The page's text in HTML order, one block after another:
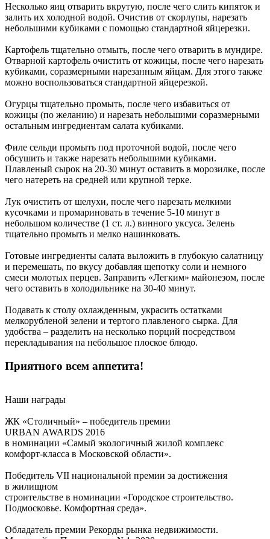
Несколько яиц отварить вкрутую, после чего слить кипяток и
залить их холодной водой. Очистив от скорлупы, нарезать
небольшими кубиками с помощью стандартной яйцерезки.
Картофель тщательно отмыть, после чего отварить в мундире.
Отварной картофель очистить от кожицы, после чего нарезать
кубиками, соразмерными нарезанным яйцам. Для этого также
можно воспользоваться стандартной яйцерезкой.
Огурцы тщательно промыть, после чего избавиться от
кожицы (по желанию) и нарезать небольшими соразмерными
остальным ингредиентам салата кубиками.
Филе сельди промыть под проточной водой, после чего
обсушить и также нарезать небольшими кубиками.
Плавленый сырок на 20-30 минут оставить в морозилке, после
чего натереть на средней или крупной терке.
Лук очистить от шелухи, после чего нарезать мелкими
кусочками и промариновать в течение 5-10 минут в
небольшом количестве (1 ст. л.) винного уксуса. Зелень
тщательно промыть и мелко нашинковать.
Готовые ингредиенты салата выложить в глубокую салатницу
и перемешать, по вкусу добавляя щепотку соли и немного
смеси молотых перцев. Заправить «Легким» майонезом, после
чего оставить в холодильнике на 30-40 минут.
Подавать к столу охлажденным, украсить остатками
мелкорубленой зелени и тертого плавленого сырка. Для
удобства – разделить на несколько порций посредством
перекладывания на небольшое плоское блюдо.
Приятного всем аппетита!
Наши награды
ЖК «Столичный» – победитель премии
URBAN AWARDS 2016
в номинации «Самый экологичный жилой комплекс
комфорт-класса в Московской области».
Победитель VII национальной премии за достижения
в жилищном
строительстве в номинации «Городское строительство.
Подмосковье. Комфортная среда».
Обладатель премии Рекорды рынка недвижимости.